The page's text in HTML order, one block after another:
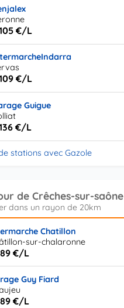
€/L
€/L
Guigue
€/L
stations avec Gazole
de Crêches-sur-saône
Chatillon
sur-chalaronne
€/L
Guy Fiard
€/L